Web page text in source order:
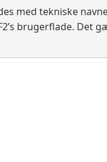
med tekniske
brugerflade. Det